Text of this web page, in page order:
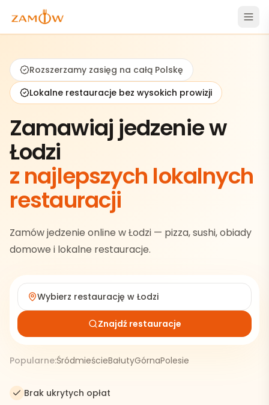
Rozszerzamy zasięg na całą Polskę
Lokalne restauracje bez wysokich prowizji
Zamawiaj jedzenie w
Łodzi
z najlepszych lokalnych
restauracji
Zamów jedzenie online w Łodzi — pizza, sushi, obiady
domowe i lokalne restauracje.
Wybierz restaurację w Łodzi
Znajdź restauracje
Popularne:ŚródmieścieBałutyGórnaPolesie
Brak ukrytych opłat